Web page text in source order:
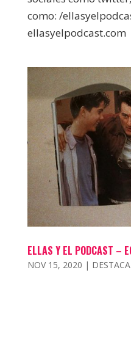
como: /
ellasyelpodcast.com
ELLAS Y EL PODCAST –
NOV 15, 2020 |